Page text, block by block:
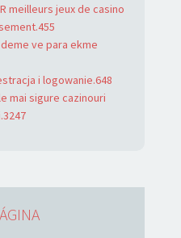
meilleurs jeux de casino
ve para ekme
i logowanie.648
mai sigure cazinouri